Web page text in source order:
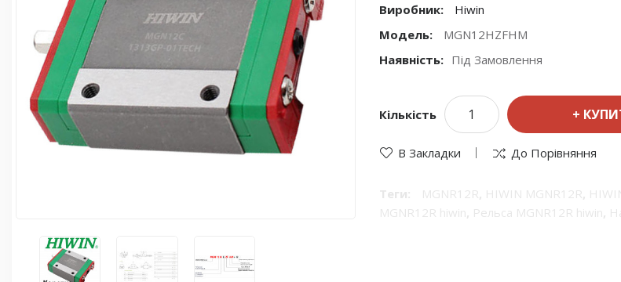
Виробник:
Hiwin
Модель:
MGN12HZFHM
Наявність: Під Замовлення
Кількість
В Закладки До Порівняння
Теги: MGNR12R, HIWIN MGNR12R,
MGNR12R hiwin, Рельса MGNR12R hiwin,